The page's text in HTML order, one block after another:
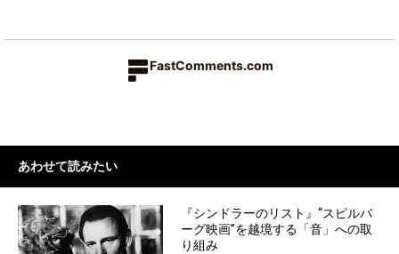
FastComments.com
あわせて読みたい
『シンドラーのリスト』“スピルバ
ーグ映画”を越境する「音」への取
り組み